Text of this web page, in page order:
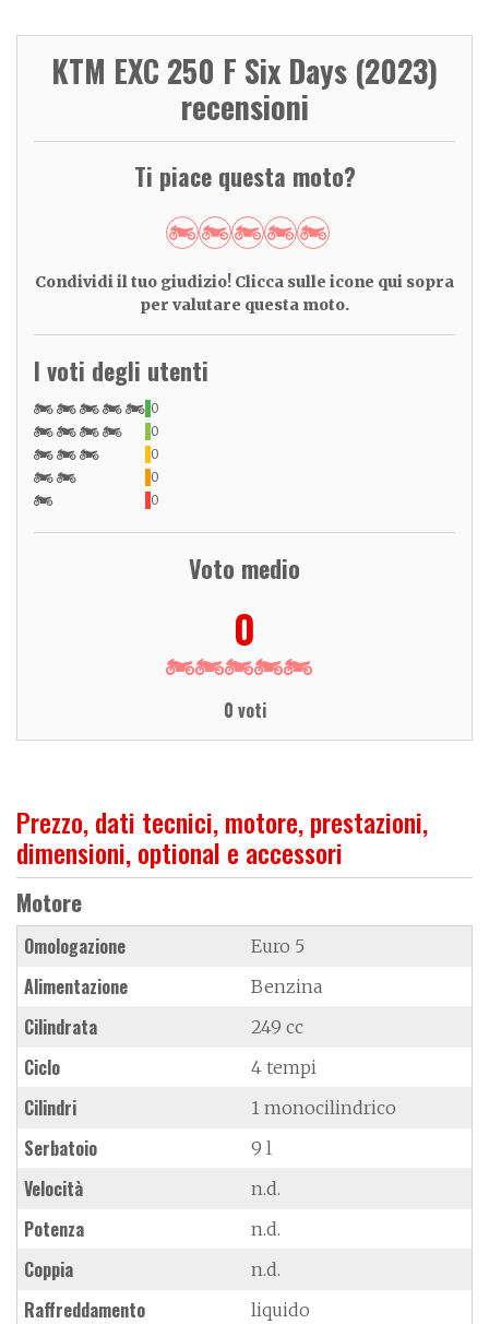
KTM EXC 250 F Six Days (2023)
recensioni
Ti piace questa moto?
Condividi il tuo giudizio! Clicca sulle icone qui sopra
per valutare questa moto.
I voti degli utenti
0
0
0
0
0
Voto medio
0
0 voti
Prezzo, dati tecnici, motore, prestazioni,
dimensioni, optional e accessori
Motore
Omologazione Euro 5
Alimentazione Benzina
Cilindrata 249 cc
Ciclo 4 tempi
Cilindri 1 monocilindrico
Serbatoio 9 l
Velocità n.d.
Potenza n.d.
Coppia n.d.
Raffreddamento liquido